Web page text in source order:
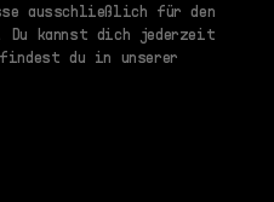
ausschließlich für den
Du kannst dich jederzeit
findest du in unserer